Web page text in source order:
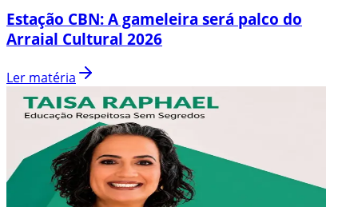
Estação CBN: A gameleira será palco do
Arraial Cultural 2026
Ler matéria